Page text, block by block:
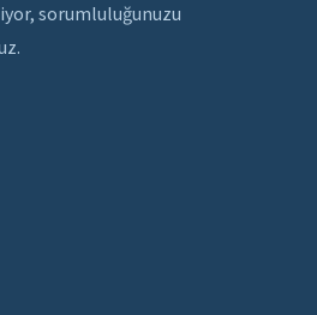
sorumluluğunuzu